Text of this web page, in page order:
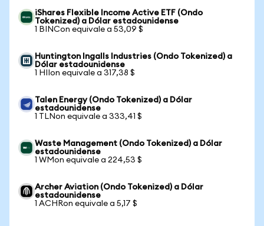
iShares Flexible Income Active ETF (Ondo
Tokenized) a Dólar estadounidense
1 BINCon equivale a 53,09 $
Huntington Ingalls Industries (Ondo Tokenized) a
Dólar estadounidense
1 HIIon equivale a 317,38 $
Talen Energy (Ondo Tokenized) a Dólar
estadounidense
1 TLNon equivale a 333,41 $
Waste Management (Ondo Tokenized) a Dólar
estadounidense
1 WMon equivale a 224,53 $
Archer Aviation (Ondo Tokenized) a Dólar
estadounidense
1 ACHRon equivale a 5,17 $